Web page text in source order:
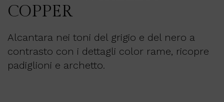
COPPER
Alcantara nei toni del grigio e del nero a
contrasto con i dettagli color rame, ricopre
padiglioni e archetto.